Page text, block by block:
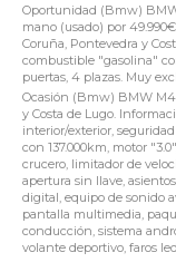
Oportunidad (Bmw)
mano (usado) por
Coruña, Pontevedra y
combustible "gasolina"
puertas, 4 plazas. Muy
Ocasión (Bmw) BMW M4
y Costa de Lugo.
interior/exterior,
con 137.000km, motor
crucero, limitador de
apertura sin llave,
digital, equipo de sonido
pantalla multimedia,
conducción, sistema
volante deportivo, faros led.